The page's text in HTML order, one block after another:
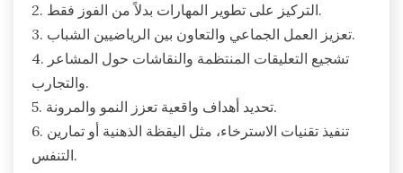
2. التركيز على تطوير المهارات بدلاً من الفوز فقط.
3. تعزيز العمل الجماعي والتعاون بين الرياضيين الشباب.
4. تشجيع التعليقات المنتظمة والنقاشات حول المشاعر
والتجارب.
5. تحديد أهداف واقعية تعزز النمو والمرونة.
6. تنفيذ تقنيات الاسترخاء، مثل اليقظة الذهنية أو تمارين
التنفس.